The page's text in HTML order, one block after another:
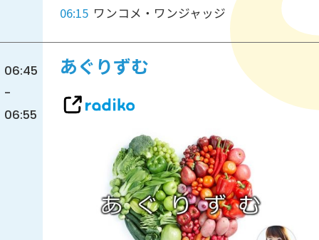
06:15 ワンコメ・ワンジャッジ
06:45
-
06:55
あぐりずむ